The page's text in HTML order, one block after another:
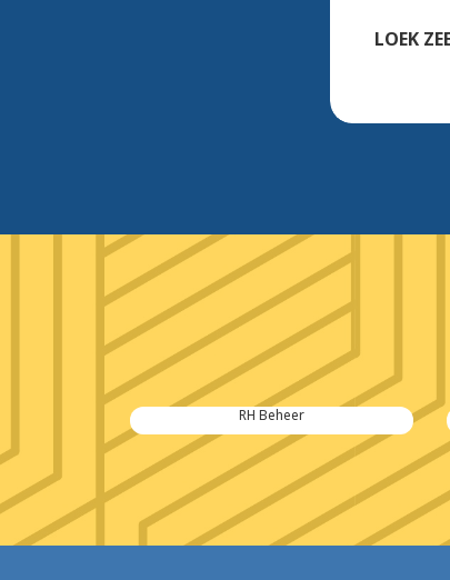
LOEK
RH Beheer